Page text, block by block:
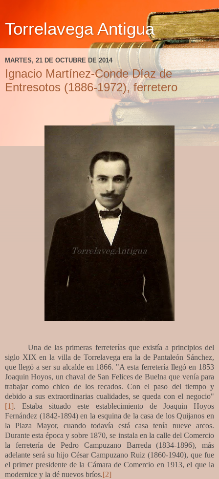
Torrelavega Antigua
MARTES, 21 DE OCTUBRE DE 2014
Ignacio Martínez-Conde Díaz de
Entresotos (1886-1972), ferretero
Una de las primeras ferreterías que existía a principios del
siglo XIX en la villa de Torrelavega era la de Pantaleón Sánchez,
que llegó a ser su alcalde en 1866. "A esta ferretería llegó en 1853
Joaquin Hoyos, un chaval de San Felices de Buelna que venía para
trabajar como chico de los recados. Con el paso del tiempo y
debido a sus extraordinarias cualidades, se queda con el negocio"
[1]. Estaba situado este establecimiento de Joaquin Hoyos
Fernández (1842-1894) en la esquina de la casa de los Quijanos en
la Plaza Mayor, cuando todavía está casa tenía nueve arcos.
Durante esta época y sobre 1870, se instala en la calle del Comercio
la ferretería de Pedro Campuzano Barreda (1834-1896), más
adelante será su hijo César Campuzano Ruiz (1860-1940), que fue
el primer presidente de la Cámara de Comercio en 1913, el que la
modernice y la dé nuevos bríos.[2]